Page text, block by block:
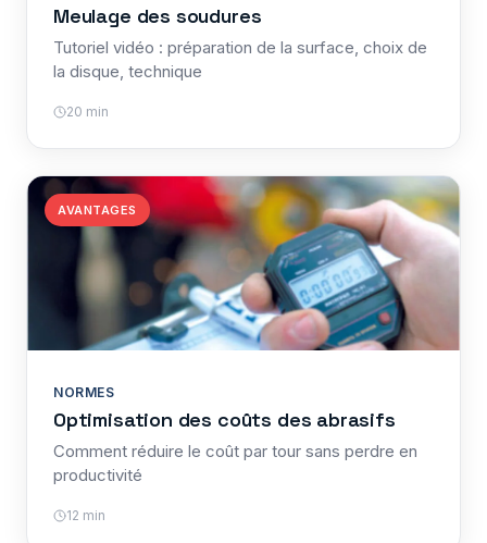
Meulage des soudures
Tutoriel vidéo : préparation de la surface, choix de
la disque, technique
20 min
AVANTAGES
NORMES
Optimisation des coûts des abrasifs
Comment réduire le coût par tour sans perdre en
productivité
12 min